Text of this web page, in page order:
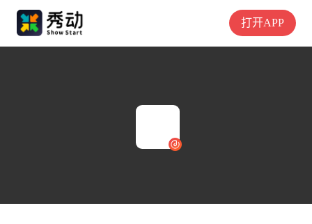
打开APP